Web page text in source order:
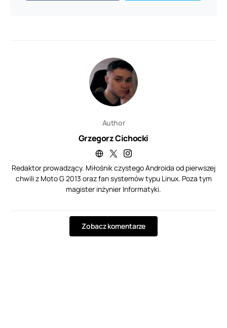
Author
Grzegorz Cichocki
Redaktor prowadzący. Miłośnik czystego Androida od pierwszej
chwili z Moto G 2013 oraz fan systemów typu Linux. Poza tym
magister inżynier Informatyki.
Zobacz komentarze